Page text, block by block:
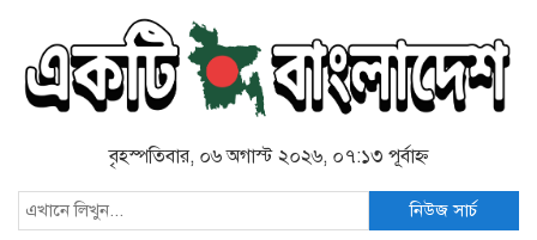
বৃহস্পতিবার, ০৬ অগাস্ট ২০২৬, ০৭:১৩ পূর্বাহ্ন
নিউজ সার্চ